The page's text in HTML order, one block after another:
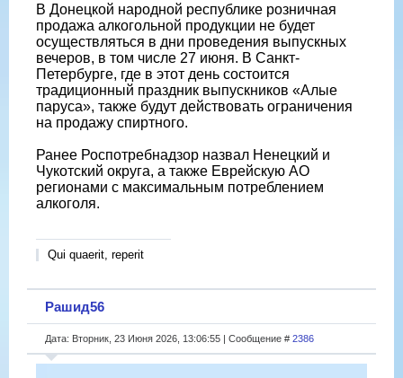
В Донецкой народной республике розничная
продажа алкогольной продукции не будет
осуществляться в дни проведения выпускных
вечеров, в том числе 27 июня. В Санкт-
Петербурге, где в этот день состоится
традиционный праздник выпускников «Алые
паруса», также будут действовать ограничения
на продажу спиртного.
Ранее Роспотребнадзор назвал Ненецкий и
Чукотский округа, а также Еврейскую АО
регионами с максимальным потреблением
алкоголя.
Qui quaerit, reperit
Рашид56
Дата: Вторник, 23 Июня 2026, 13:06:55 | Сообщение # 2386